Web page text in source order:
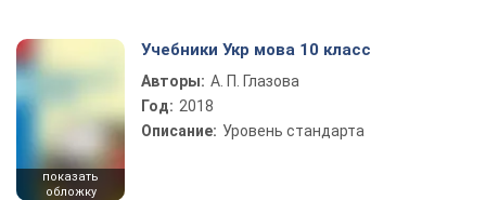
показать
обложку
Учебники Укр мова 10 класс
Авторы: А. П. Глазова
Год: 2018
Описание: Уровень стандарта